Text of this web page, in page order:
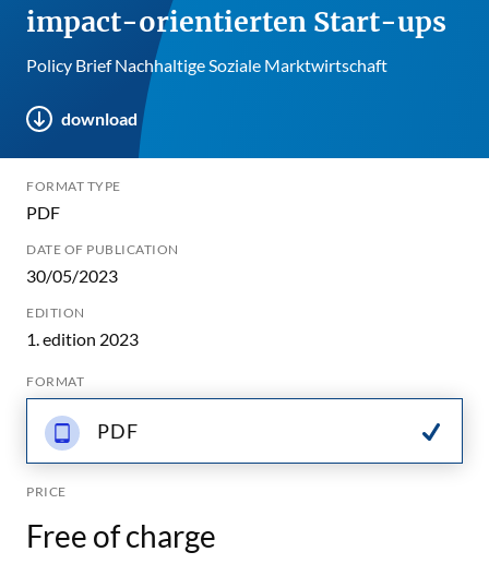
impact-orientierten Start-ups
Policy Brief Nachhaltige Soziale Marktwirtschaft
download
FORMAT TYPE
PDF
DATE OF PUBLICATION
30/05/2023
EDITION
1. edition 2023
FORMAT
PDF
PRICE
Free of charge